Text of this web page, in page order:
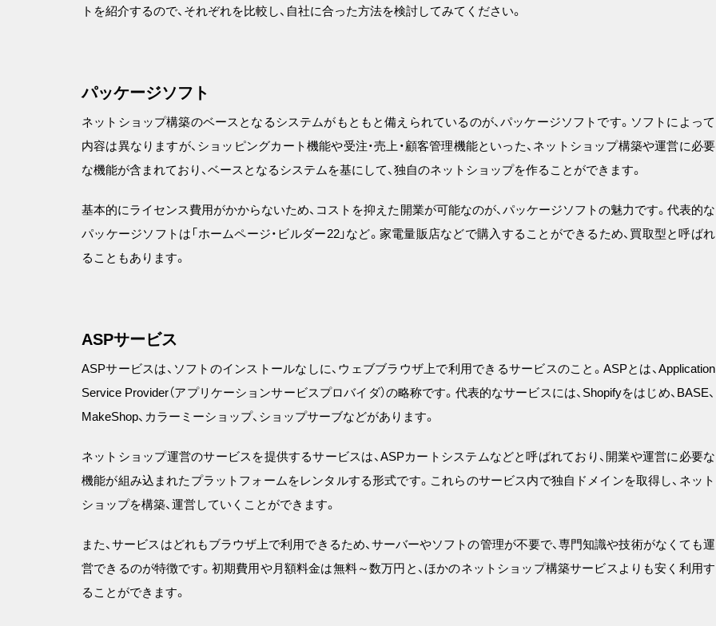
トを紹介するので、それぞれを比較し、自社に合った方法を検討してみてください。
パッケージソフト
ネットショップ構築のベースとなるシステムがもともと備えられているのが、パッケージソフトです。ソフトによって
内容は異なりますが、ショッピングカート機能や受注・売上・顧客管理機能といった、ネットショップ構築や運営に必要
な機能が含まれており、ベースとなるシステムを基にして、独自のネットショップを作ることができます。
基本的にライセンス費用がかからないため、コストを抑えた開業が可能なのが、パッケージソフトの魅力です。代表的な
パッケージソフトは「ホームページ・ビルダー22」など。家電量販店などで購入することができるため、買取型と呼ばれ
ることもあります。
ASPサービス
ASPサービスは、ソフトのインストールなしに、ウェブブラウザ上で利用できるサービスのこと。ASPとは、Application
Service Provider（アプリケーションサービスプロバイダ）の略称です。代表的なサービスには、Shopifyをはじめ、BASE、
MakeShop、カラーミーショップ、ショップサーブなどがあります。
ネットショップ運営のサービスを提供するサービスは、ASPカートシステムなどと呼ばれており、開業や運営に必要な
機能が組み込まれたプラットフォームをレンタルする形式です。これらのサービス内で独自ドメインを取得し、ネット
ショップを構築、運営していくことができます。
また、サービスはどれもブラウザ上で利用できるため、サーバーやソフトの管理が不要で、専門知識や技術がなくても運
営できるのが特徴です。初期費用や月額料金は無料～数万円と、ほかのネットショップ構築サービスよりも安く利用す
ることができます。